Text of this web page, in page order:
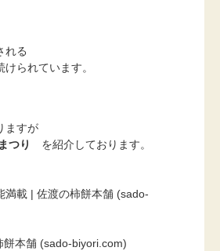
れる
られています。
ますが
つり を紹介しております。
満載 | 佐渡の柿餅本舗 (sado-
本舗 (sado-biyori.com)